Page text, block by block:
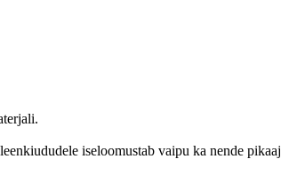
iseloomustab vaipu ka nende